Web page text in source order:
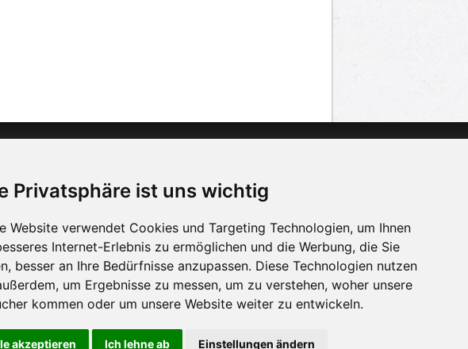
Privatsphäre ist uns wichtig
Website verwendet Cookies und Targeting Technologien, um Ihnen
Internet-Erlebnis zu ermöglichen und die Werbung, die Sie
besser an Ihre Bedürfnisse anzupassen. Diese Technologien nutzen
um Ergebnisse zu messen, um zu verstehen, woher unsere
kommen oder um unsere Website weiter zu entwickeln.
akzeptieren Ich lehne ab Einstellungen ändern
Find us on Facebook
Watch us onYouTube